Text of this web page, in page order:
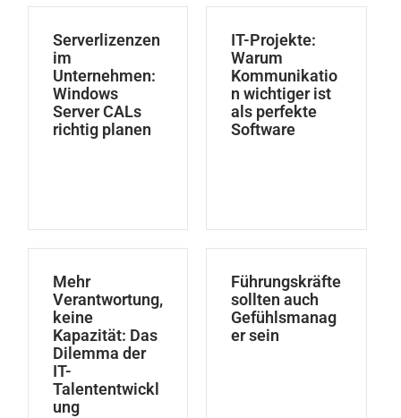
Serverlizenzen
im
Unternehmen:
Windows
Server CALs
richtig planen
IT-Projekte:
Warum
Kommunikatio
n wichtiger ist
als perfekte
Software
Mehr
Verantwortung,
keine
Kapazität: Das
Dilemma der
IT-
Talententwickl
ung
Führungskräfte
sollten auch
Gefühlsmanag
er sein